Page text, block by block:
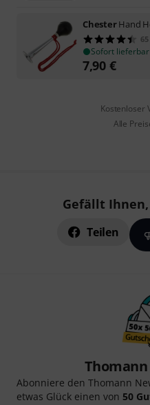
ChesterHand
65
Sofort lieferbar
7,90 €
Kostenloser
Alle
Gefällt Ihnen,
Teilen
Abonniere den Thomann
etwas Glück einen von 50